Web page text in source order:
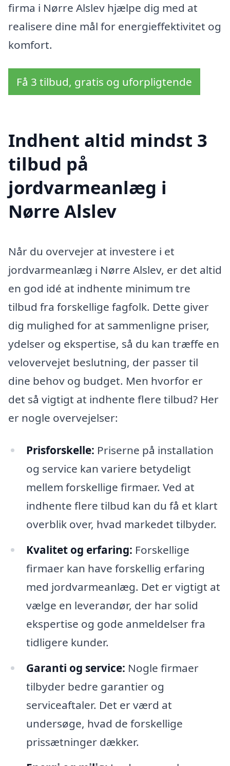
firma i Nørre Alslev hjælpe dig med at
realisere dine mål for energieffektivitet og
komfort.
Få 3 tilbud, gratis og uforpligtende
Indhent altid mindst 3
tilbud på
jordvarmeanlæg i
Nørre Alslev
Når du overvejer at investere i et
jordvarmeanlæg i Nørre Alslev, er det altid
en god idé at indhente minimum tre
tilbud fra forskellige fagfolk. Dette giver
dig mulighed for at sammenligne priser,
ydelser og ekspertise, så du kan træffe en
velovervejet beslutning, der passer til
dine behov og budget. Men hvorfor er
det så vigtigt at indhente flere tilbud? Her
er nogle overvejelser:
Prisforskelle: Priserne på installation
og service kan variere betydeligt
mellem forskellige firmaer. Ved at
indhente flere tilbud kan du få et klart
overblik over, hvad markedet tilbyder.
Kvalitet og erfaring: Forskellige
firmaer kan have forskellig erfaring
med jordvarmeanlæg. Det er vigtigt at
vælge en leverandør, der har solid
ekspertise og gode anmeldelser fra
tidligere kunder.
Garanti og service: Nogle firmaer
tilbyder bedre garantier og
serviceaftaler. Det er værd at
undersøge, hvad de forskellige
prissætninger dækker.